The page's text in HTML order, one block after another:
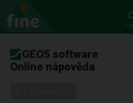
GEO5 software
Online nápověda